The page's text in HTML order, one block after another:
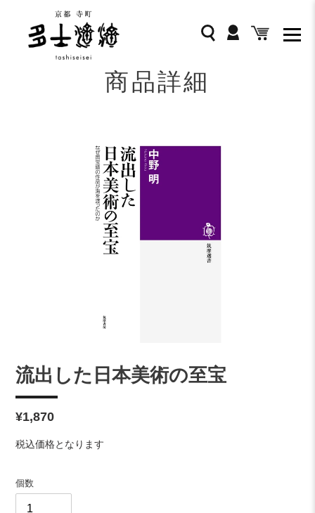
検索 ログインカート
商品詳細
流出した日本美術の至宝
通
価
¥1,870
税込価格となります
個数